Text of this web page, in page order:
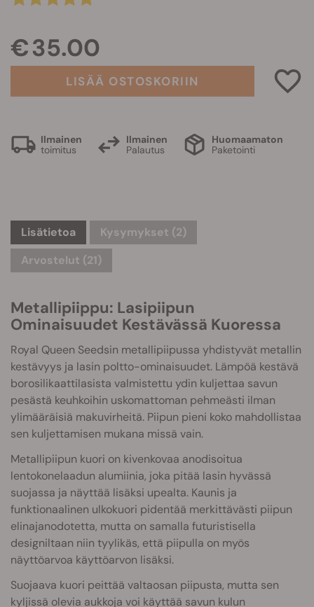
€ 35.00
LISÄÄ OSTOSKORIIN
Ilmainen
toimitus
Ilmainen
Palautus
Huomaamaton
Paketointi
Lisätietoa Kysymykset (2)
Arvostelut (21)
Metallipiippu: Lasipiipun
Ominaisuudet Kestävässä Kuoressa
Royal Queen Seedsin metallipiipussa yhdistyvät metallin
kestävyys ja lasin poltto-ominaisuudet. Lämpöä kestävä
borosilikaattilasista valmistettu ydin kuljettaa savun
pesästä keuhkoihin uskomattoman pehmeästi ilman
ylimääräisiä makuvirheitä. Piipun pieni koko mahdollistaa
sen kuljettamisen mukana missä vain.
Metallipiipun kuori on kivenkovaa anodisoitua
lentokonelaadun alumiinia, joka pitää lasin hyvässä
suojassa ja näyttää lisäksi upealta. Kaunis ja
funktionaalinen ulkokuori pidentää merkittävästi piipun
elinajanodotetta, mutta on samalla futuristisella
designiltaan niin tyylikäs, että piipulla on myös
näyttöarvoa käyttöarvon lisäksi.
Suojaava kuori peittää valtaosan piipusta, mutta sen
kyljissä olevia aukkoja voi käyttää savun kulun